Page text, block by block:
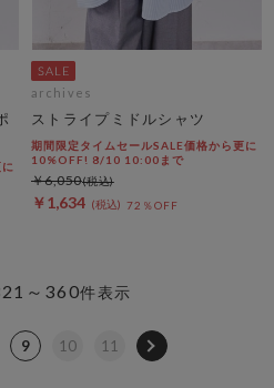
archives
ストライプミドルシャツ
期間限定タイムセールSALE価格から更に
10%OFF! 8/10 10:00まで
￥1,634 72％OFF
￥6,050
～360件表示
9 10 11